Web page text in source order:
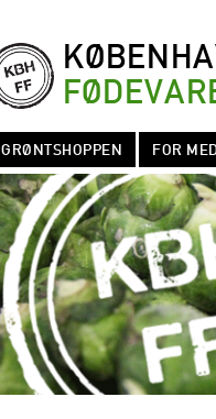
GRØNTSHOPPEN FOR